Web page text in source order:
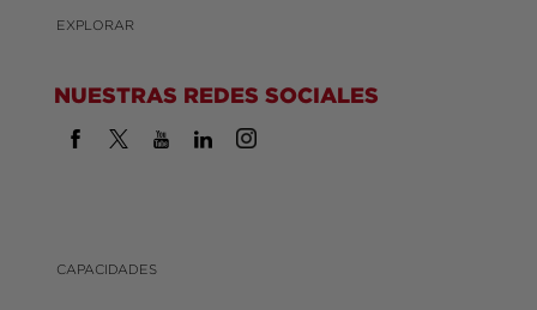
EXPLORAR
NUESTRAS REDES SOCIALES
CAPACIDADES